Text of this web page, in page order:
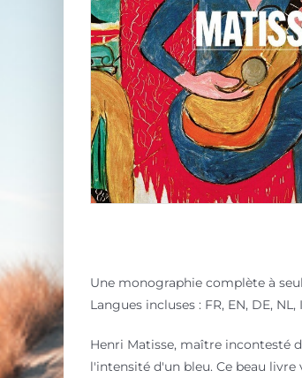
Une monographie complète à
Langues incluses : FR, EN, DE, NL,
Henri Matisse, maître incontesté
l'intensité d'un bleu. Ce beau